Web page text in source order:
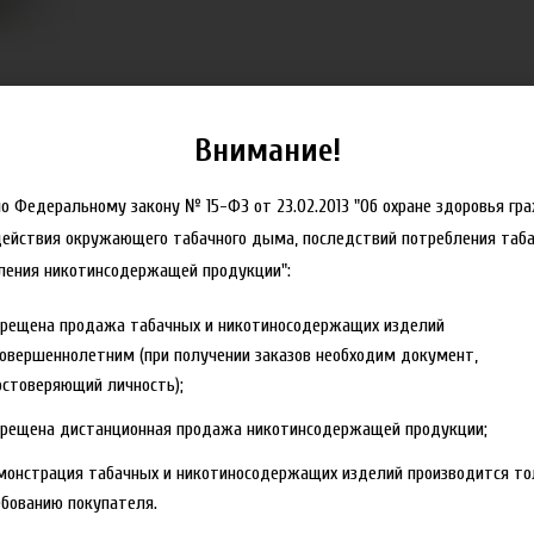
искусственные ароматизаторы, пропиленгликоль. Не содержит
Внимание!
Федеральному закону № 15-ФЗ от 23.02.2013 "Об охране здоровья
окружающего табачного дыма, последствий потребления
никотинсодержащей продукции":
продажа табачных и никотиносодержащих изделий
(при получении заказов необходим документ,
личность);
дистанционная продажа никотинсодержащей продукции;
табачных и никотиносодержащих изделий производится
покупателя.